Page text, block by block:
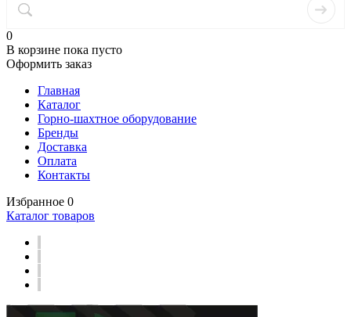
0
В корзине пока пусто
Оформить заказ
Главная
Каталог
Горно-шахтное оборудование
Бренды
Доставка
Оплата
Контакты
Избранное 0
Каталог товаров